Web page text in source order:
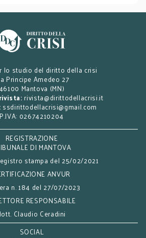
lo studio del diritto della crisi
Principe Amedeo 27
46100 Mantova (MN)
rivista@dirittodellacrisi.it
ssdirittodellacrisi@gmail.com
P.IVA: 02674210204
REGISTRAZIONE
DI MANTOVA
stampa del 25/02/2021
ANVUR
n. 184 del 27/07/2023
RESPONSABILE
Claudio Ceradini
SOCIAL